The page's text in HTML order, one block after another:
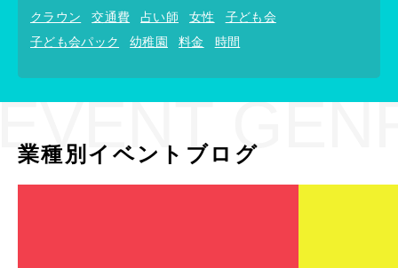
クラウン
交通費 占い師 女性
子ども会
子ども会パック
幼稚園 料金 時間
業種別イベントブログ